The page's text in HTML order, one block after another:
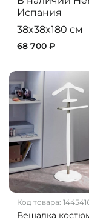
Испания
38x38x180 см
68 700 ₽
Код товара:
Вешалка